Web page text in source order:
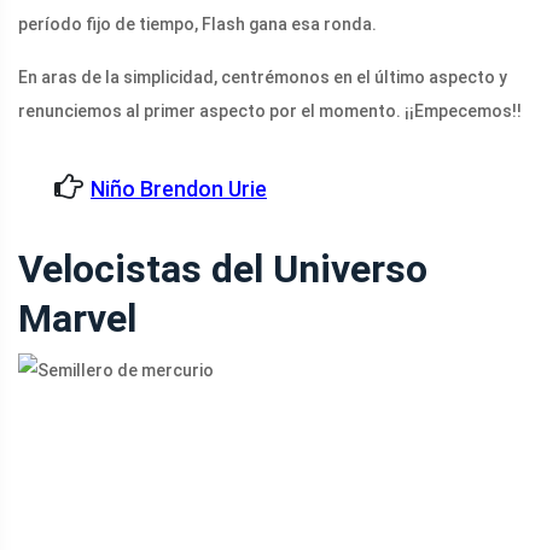
período fijo de tiempo, Flash gana esa ronda.
En aras de la simplicidad, centrémonos en el último aspecto y
renunciemos al primer aspecto por el momento. ¡¡Empecemos!!
Niño Brendon Urie
Velocistas del Universo
Marvel